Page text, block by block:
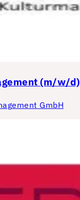
(m/w/d)
GmbH